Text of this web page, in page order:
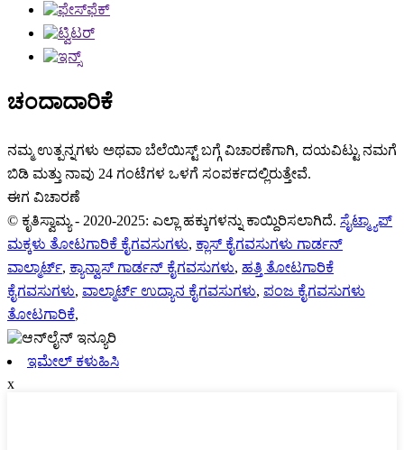
ಚಂದಾದಾರಿಕೆ
ನಮ್ಮ ಉತ್ಪನ್ನಗಳು ಅಥವಾ ಬೆಲೆಯಿಸ್ಟ್ ಬಗ್ಗೆ ವಿಚಾರಣೆಗಾಗಿ, ದಯವಿಟ್ಟು ನಮಗೆ
ಬಿಡಿ ಮತ್ತು ನಾವು 24 ಗಂಟೆಗಳ ಒಳಗೆ ಸಂಪರ್ಕದಲ್ಲಿರುತ್ತೇವೆ.
ಈಗ ವಿಚಾರಣೆ
© ಕೃತಿಸ್ವಾಮ್ಯ - 2020-2025: ಎಲ್ಲಾ ಹಕ್ಕುಗಳನ್ನು ಕಾಯ್ದಿರಿಸಲಾಗಿದೆ. ಸೈಟ್ಮ್ಯಾಪ್
ಮಕ್ಕಳು ತೋಟಗಾರಿಕೆ ಕೈಗವಸುಗಳು, ಕ್ಲಾಸ್ ಕೈಗವಸುಗಳು ಗಾರ್ಡನ್
ವಾಲ್ಮಾರ್ಟ್, ಕ್ಯಾನ್ವಾಸ್ ಗಾರ್ಡನ್ ಕೈಗವಸುಗಳು, ಹತ್ತಿ ತೋಟಗಾರಿಕೆ
ಕೈಗವಸುಗಳು, ವಾಲ್ಮಾರ್ಟ್ ಉದ್ಯಾನ ಕೈಗವಸುಗಳು, ಪಂಜ ಕೈಗವಸುಗಳು
ತೋಟಗಾರಿಕೆ,
ಇಮೇಲ್ ಕಳುಹಿಸಿ
x